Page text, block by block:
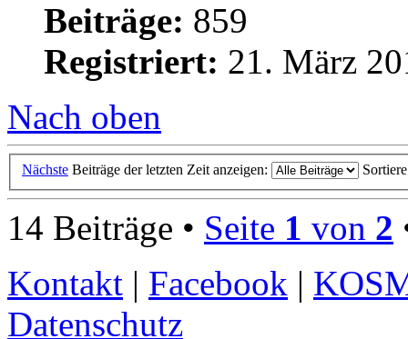
Beiträge: 859
Registriert: 21. März
Nach oben
Nächste Beiträge der letzten Zeit anzeigen:
14 Beiträge • Seite 1 von 2
Kontakt | Facebook |
Datenschutz